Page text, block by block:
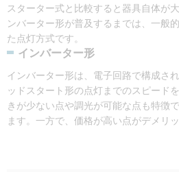
スターター式と比較すると器具自体が
ンバーター形が普及するまでは、一般
た点灯方式です。
インバーター形
インバーター形は、電子回路で構成さ
ッドスタート形の点灯までのスピード
きが少ない点や調光が可能な点も特徴
ます。一方で、価格が高い点がデメリッ